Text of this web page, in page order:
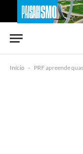
Início - PRF apreende